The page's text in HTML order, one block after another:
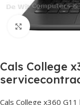
Click to
Cals College
Cals College x360